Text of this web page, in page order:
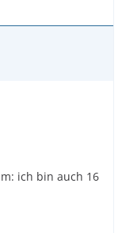
ich bin auch 16